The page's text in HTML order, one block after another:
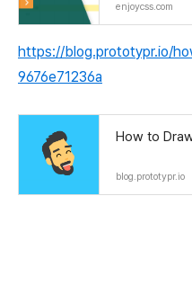
enjoycss.com
https://blog.prototypr.io/
9676e71236a
How to
blog.prototypr.io